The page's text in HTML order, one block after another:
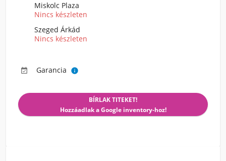
Miskolc Plaza
Nincs készleten
Szeged Árkád
Nincs készleten
 Garancia 
BÍRLAK TITEKET!
Hozzáadlak a Google inventory-hoz!